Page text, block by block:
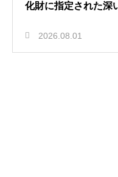
化財に指定された深
2026.08.01